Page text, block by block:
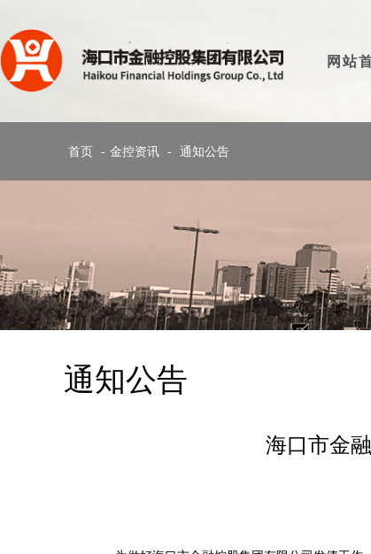
网站
首页 - 金控资讯 - 通知公告
通知公告
海口市金